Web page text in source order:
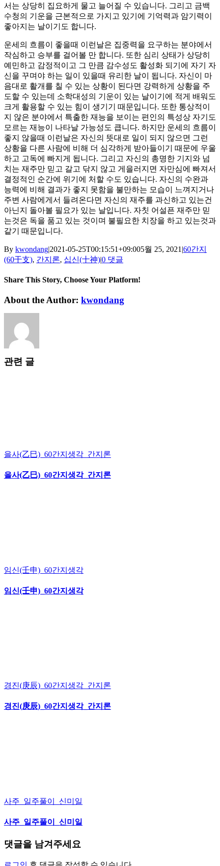
서는 상당히 집요하게 물고 늘어질 수 있습니다. 그리고 금백
수청의 기운을 근본적으로 가지고 있기에 기억력과 암기력이
좋아지는 날이기도 합니다.
운세의 흐름이 좋을때 이런날은 집중력을 요구하는 분야에서
작심하고 승부를 걸어볼 만 합니다. 또한 심리 상태가 상당히
예민하고 감정적이고 그 만큼 감수성도 활성화 되기에 자기 자
신을 꾸며야 하는 일이 있을때 유리한 날이 됩니다. 자신이 마
음대로 활개를 칠 수 있는 상황이 된다면 강력하게 상황을 주
도할 수 있는데 소학대성의 기운이 있는 날이기에 적게 배워도
크게 활용할 수 있는 힘이 생기기 때문입니다. 또한 통상적이
지 않은 분야에서 특출한 재능을 보이는 편인의 특성상 자기도
모르는 재능이 나타날 가능성도 큽니다. 하지만 운세의 흐름이
좋지 않을때 이런날은 자신의 뜻대로 일이 되지 않으면 그런
상황을 다른 사람에 비해 더 심각하게 받아들이기 때문에 우울
하고 고독에 빠지게 됩니다. 그리고 자신의 총명한 기지와 넘
치는 재주만 믿고 갈고 닦지 않고 게을러지면 자만심에 빠져서
결정적인 순간에 위기에 처할 수도 있습니다. 자신의 수완과
능력에 비해 결과가 좋지 못함을 불만하는 모습이 느껴지거나
주변 사람에게서 들려온다면 자신의 재주를 과신하고 있는건
아닌지 돌아볼 필요가 있는 날입니다. 자칫 어설픈 재주만 믿
는것은 독을 품고 있는 것이며 불필요한 치장을 하고 있는것과
같기 때문입니다.
By kwondang|2021-05-25T00:15:51+09:005월 25, 2021 |60간지
(60干支), 간지론, 십신(十神)|0 댓글
Share This Story, Choose Your Platform!
Facebook
X
Reddit
LinkedIn
WhatsApp
Tumblr
Pinterest
Vk
Xing
이
About the Author: kwondang
관련 글
을사(乙巳)_60간지생각_간지론
을사(乙巳)_60간지생각_간지론
임신(壬申)_60간지생각
임신(壬申)_60간지생각
경진(庚辰)_60간지생각_간지론
경진(庚辰)_60간지생각_간지론
사주_일주풀이_신미일
사주_일주풀이_신미일
댓글을 남겨주세요